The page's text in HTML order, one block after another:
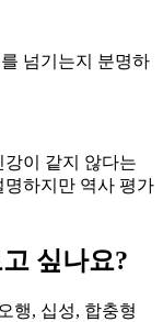
넘기는지 분명하
이 같지 않다는
하지만 역사 평가
싶나요?
행, 십성, 합충형